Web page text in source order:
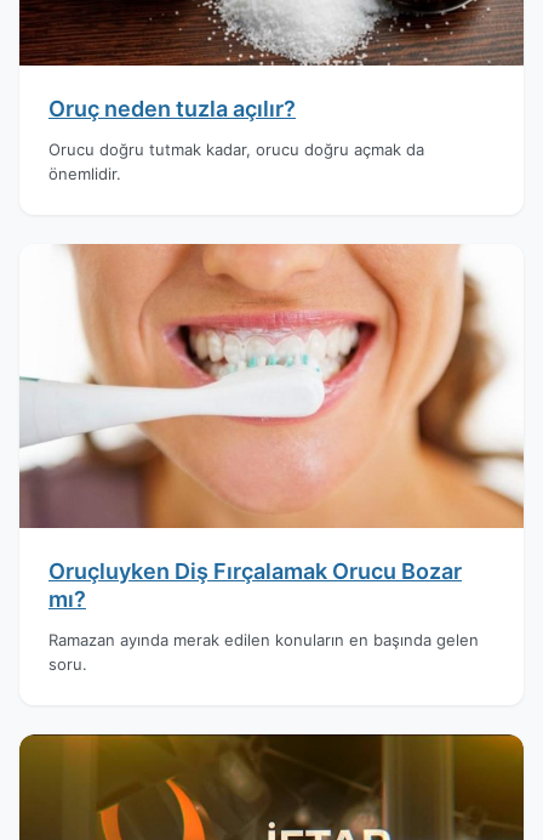
Oruç neden tuzla açılır?
Orucu doğru tutmak kadar, orucu doğru açmak da
önemlidir.
Oruçluyken Diş Fırçalamak Orucu Bozar
mı?
Ramazan ayında merak edilen konuların en başında gelen
soru.